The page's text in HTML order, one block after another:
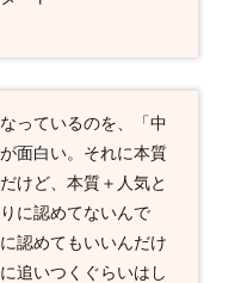
っているのを、「中
面白い。それに本質
けど、本質＋人気と
に認めてないんで
認めてもいいんだけ
追いつくぐらいはし